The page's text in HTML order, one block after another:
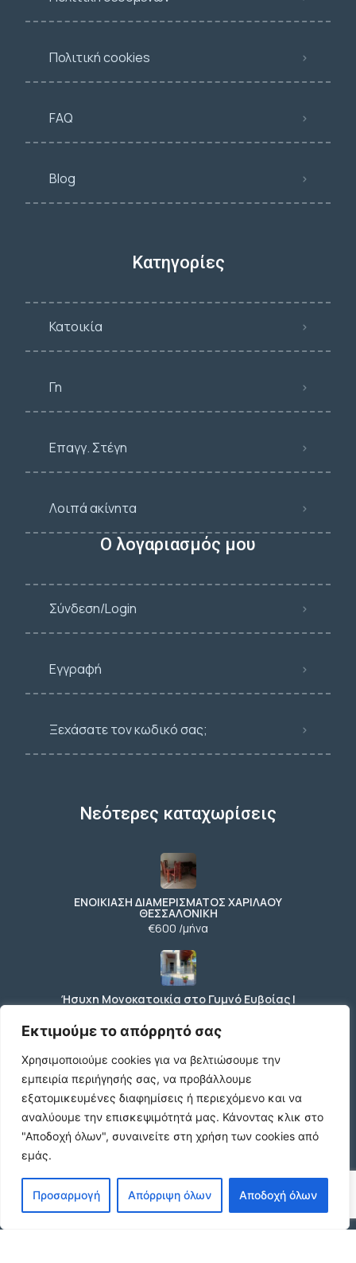
Εκτιμούμε το απόρρητό σας
Χρησιμοποιούμε cookies για να βελτιώσουμε την
εμπειρία περιήγησής σας, να προβάλλουμε
εξατομικευμένες διαφημίσεις ή περιεχόμενο και να
αναλύουμε την επισκεψιμότητά μας. Κάνοντας κλικ στο
"Αποδοχή όλων", συναινείτε στη χρήση των cookies από
εμάς.
Προσαρμογή Απόρριψη όλων Αποδοχή όλων
Πολιτική cookies
FAQ
Blog
Κατηγορίες
Κατοικία
Γη
Επαγγ. Στέγη
Λοιπά ακίνητα
Ο λογαριασμός μου
Σύνδεση/Login
Εγγραφή
Ξεχάσατε τον κωδικό σας;
Νεότερες καταχωρίσεις
ΕΝΟΙΚΙΑΣΗ ΔΙΑΜΕΡΙΣΜΑΤΟΣ ΧΑΡΙΛΑΟΥ
ΘΕΣΣΑΛΟΝΙΚΗ
€600 /μήνα
Ήσυχη Μονοκατοικία στο Γυμνό Ευβοίας |
Κοντά σε Θάλασσα & Βουνό
€52 /μήνα
ΕΝΟΙΚΙΑΣΗ ΔΙΑΜΕΡΙΣΜΑΤΟΣ ΧΑΡΙΛΑΟΥ
ΘΕΣΣΑΛΟΝΙΚΗ
€600 /μήνα
Κωδικος ακινητου Μ480 καταστημα στον
Ευοσμο